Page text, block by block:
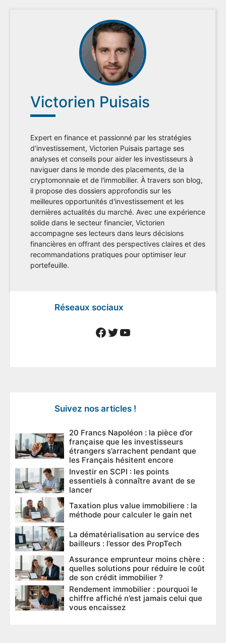
Victorien Puisais
Expert en finance et passionné par les stratégies
d'investissement, Victorien Puisais partage ses
analyses et conseils pour aider les investisseurs à
naviguer dans le monde des placements, de la
cryptomonnaie et de l'immobilier. À travers son blog,
il propose des dossiers approfondis sur les
meilleures opportunités d'investissement et les
dernières actualités du marché. Avec une expérience
solide dans le secteur financier, Victorien
accompagne ses lecteurs dans leurs décisions
financières en offrant des perspectives claires et des
recommandations pratiques pour optimiser leur
portefeuille.
Réseaux sociaux
Facebook
Twitter
YouTube
Suivez nos articles !
20 Francs Napoléon : la pièce d’or
française que les investisseurs
étrangers s’arrachent pendant que
les Français hésitent encore
Investir en SCPI : les points
essentiels à connaître avant de se
lancer
Taxation plus value immobiliere : la
méthode pour calculer le gain net
La dématérialisation au service des
bailleurs : l’essor des PropTech
Assurance emprunteur moins chère :
quelles solutions pour réduire le coût
de son crédit immobilier ?
Rendement immobilier : pourquoi le
chiffre affiché n’est jamais celui que
vous encaissez